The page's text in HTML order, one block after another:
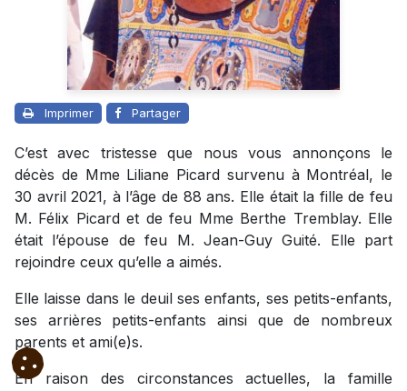
Imprimer Partager
C’est avec tristesse que nous vous annonçons le
décès de Mme Liliane Picard survenu à Montréal, le
30 avril 2021, à l’âge de 88 ans. Elle était la fille de feu
M. Félix Picard et de feu Mme Berthe Tremblay. Elle
était l’épouse de feu M. Jean-Guy Guité. Elle part
rejoindre ceux qu’elle a aimés.
Elle laisse dans le deuil ses enfants, ses petits-enfants,
ses arrières petits-enfants ainsi que de nombreux
parents et ami(e)s.
En raison des circonstances actuelles, la famille